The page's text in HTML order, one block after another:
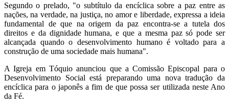
Segundo o prelado, "o subtítulo da encíclica sobre a paz entre as
nações, na verdade, na justiça, no amor e liberdade, expressa a ideia
fundamental de que na origem da paz encontra-se a tutela dos
direitos e da dignidade humana, e que a mesma paz só pode ser
alcançada quando o desenvolvimento humano é voltado para a
construção de uma sociedade mais humana".
A Igreja em Tóquio anunciou que a Comissão Episcopal para o
Desenvolvimento Social está preparando uma nova tradução da
encíclica para o japonês a fim de que possa ser utilizada neste Ano
da Fé.